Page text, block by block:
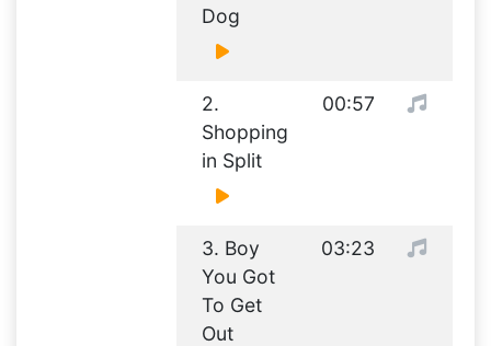
Dog
2.
Shopping
in Split
00:57
3. Boy
You Got
To Get
Out
03:23